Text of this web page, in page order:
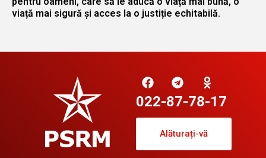
viață mai sigură și acces la o justiție echitabilă.
022-87-78-17
Alăturați-vă